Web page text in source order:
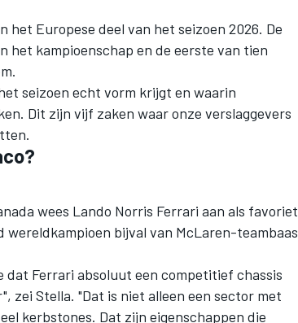
het Europese deel van het seizoen 2026. De
het kampioenschap en de eerste van tien
seizoen echt vorm krijgt en waarin
Dit zijn vijf zaken waar onze verslaggevers
wees Lando Norris Ferrari aan als favoriet
bijval van McLaren-teambaas
dat Ferrari absoluut een competitief chassis
zei Stella. "Dat is niet alleen een sector met
kerbstones. Dat zijn eigenschappen die